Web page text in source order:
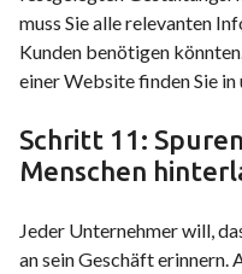
muss Sie alle relevanten
Kunden benötigen
einer Website finden Sie in
Schritt 11:
Menschen
Jeder Unternehmer will,
an sein Geschäft erinnern.